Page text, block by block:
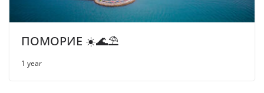
ПОМОРИЕ ☀️🌊⛱
1 year